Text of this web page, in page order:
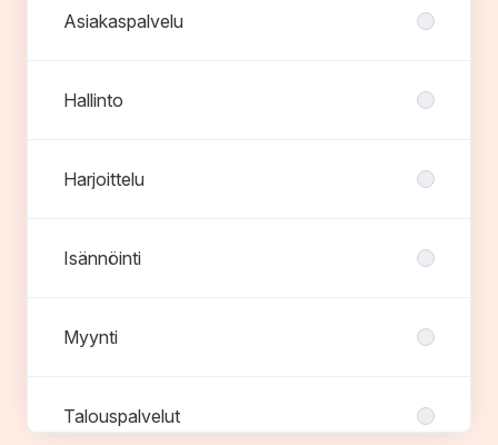
Asiakaspalvelu
Hallinto
Harjoittelu
Isännöinti
Myynti
Talouspalvelut